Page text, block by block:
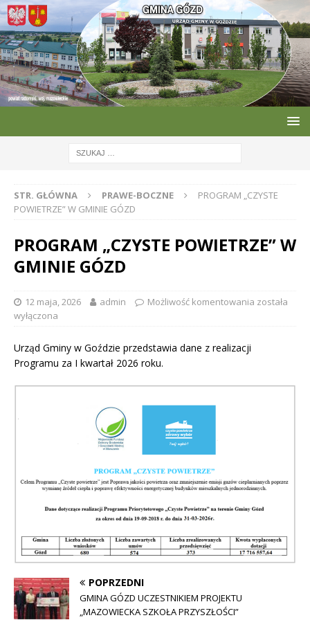
STR. GŁÓWNA PRAWE-BOCZNE
PROGRAM „CZYSTE
POWIETRZE” W GMINIE GÓZD
PROGRAM „CZYSTE POWIETRZE” W
GMINIE GÓZD
12 maja, 2026 admin Możliwość komentowania została
wyłączona
Urząd Gminy w Goździe przedstawia dane z realizacji
Programu za I kwartał 2026 roku.
POPRZEDNI
GMINA GÓZD UCZESTNIKIEM PROJEKTU
„MAZOWIECKA SZKOŁA PRZYSZŁOŚCI”